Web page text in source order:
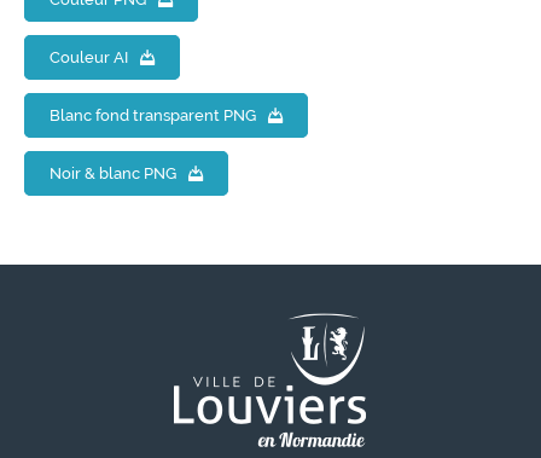
Couleur AI
Blanc fond transparent PNG
Noir & blanc PNG